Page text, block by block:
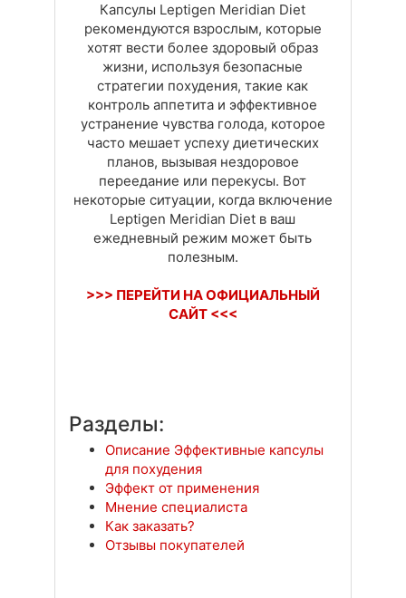
Капсулы Leptigen Meridian Diеt
рекомендуются взрослым, которые
хотят вести более здоровый образ
жизни, используя безопасные
стратегии похудения, такие как
контроль аппетита и эффективное
устранение чувства голода, которое
часто мешает успеху диетических
планов, вызывая нездоровое
переедание или перекусы. Вот
некоторые ситуации, когда включение
Leptigen Meridian Diеt в ваш
ежедневный режим может быть
полезным.
>>> ПЕРЕЙТИ НА ОФИЦИАЛЬНЫЙ
САЙТ <<<
Разделы:
Описание Эффективные капсулы
для похудения
Эффект от применения
Мнение специалиста
Как заказать?
Отзывы покупателей